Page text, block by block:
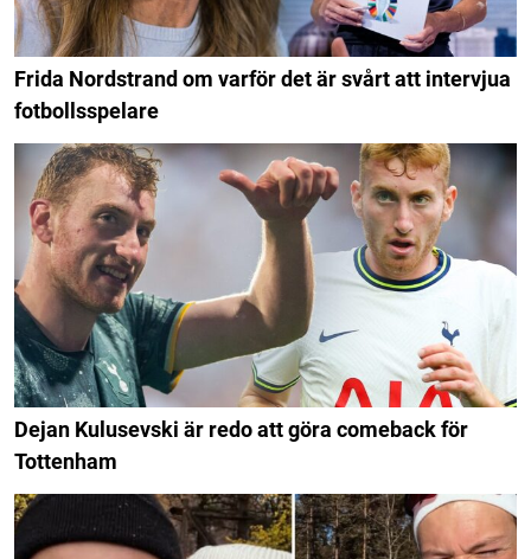
Frida Nordstrand om varför det är svårt att intervjua
fotbollsspelare
Dejan Kulusevski är redo att göra comeback för
Tottenham